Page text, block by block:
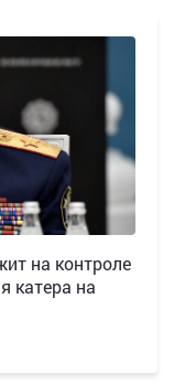
на контроле
катера на